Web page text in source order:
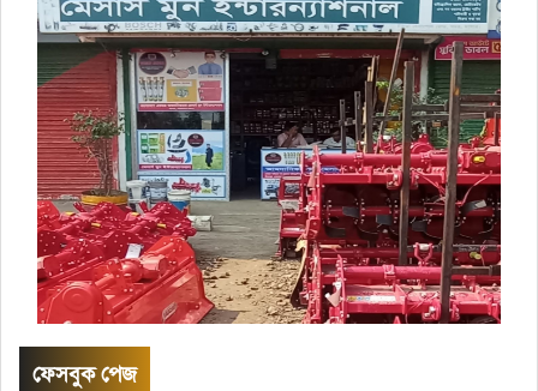
ফেসবুক পেজ